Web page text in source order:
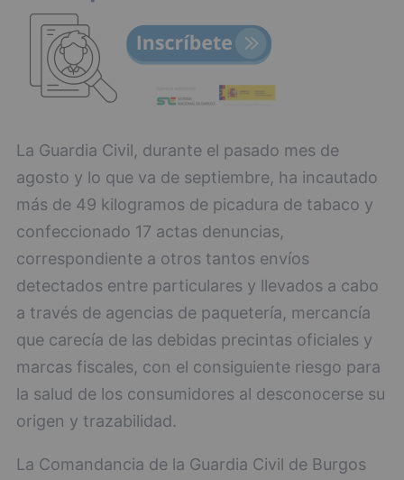
La Guardia Civil, durante el pasado mes de
agosto y lo que va de septiembre, ha incautado
más de 49 kilogramos de picadura de tabaco y
confeccionado 17 actas denuncias,
correspondiente a otros tantos envíos
detectados entre particulares y llevados a cabo
a través de agencias de paquetería, mercancía
que carecía de las debidas precintas oficiales y
marcas fiscales, con el consiguiente riesgo para
la salud de los consumidores al desconocerse su
origen y trazabilidad.
La Comandancia de la Guardia Civil de Burgos